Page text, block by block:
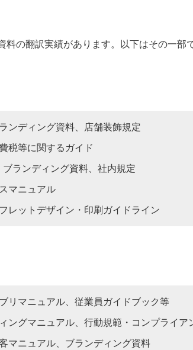
料の翻訳実績があります。以下はその一部
ンディング資料、店舗装飾規定
税等に関するガイド
ランディング資料、社内規定
マニュアル
レットデザイン・印刷ガイドライン
リマニュアル、従業員ガイドブック等
ングマニュアル、行動規範・コンプライア
マニュアル、ブランディング資料